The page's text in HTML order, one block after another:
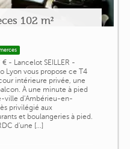
102 m²
- Lancelot SEILLER -
Lyon vous propose ce T4
intérieure privée, une
À une minute à pied
ville d'Ambérieu-en-
privilégié aux
et boulangeries à pied.
d'une [...]